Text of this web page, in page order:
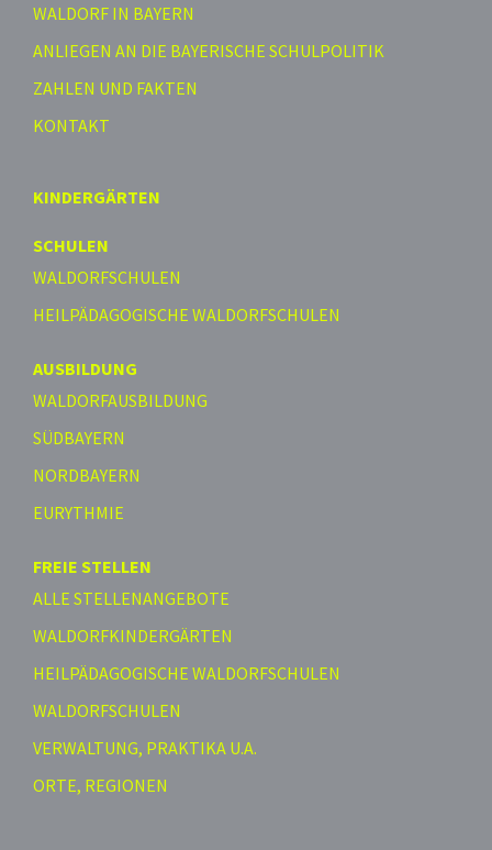
WALDORF IN BAYERN
ANLIEGEN AN DIE BAYERISCHE SCHULPOLITIK
ZAHLEN UND FAKTEN
KONTAKT
KINDERGÄRTEN
SCHULEN
WALDORFSCHULEN
HEILPÄDAGOGISCHE WALDORFSCHULEN
AUSBILDUNG
WALDORFAUSBILDUNG
SÜDBAYERN
NORDBAYERN
EURYTHMIE
FREIE STELLEN
ALLE STELLENANGEBOTE
WALDORFKINDERGÄRTEN
HEILPÄDAGOGISCHE WALDORFSCHULEN
WALDORFSCHULEN
VERWALTUNG, PRAKTIKA U.A.
ORTE, REGIONEN